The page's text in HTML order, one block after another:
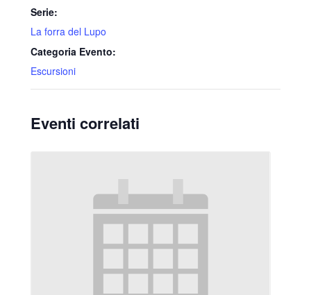
Serie:
La forra del Lupo
Categoria Evento:
Escursioni
Eventi correlati